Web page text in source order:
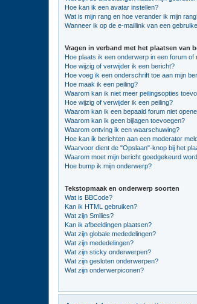
Hoe kan ik een avatar instellen?
Wat is mijn rang en hoe verander ik mijn
Wanneer ik op de e-maillink van een
Vragen in verband met het plaatsen van
Hoe plaats ik een onderwerp in een forum of
Hoe wijzig of verwijder ik een bericht?
Hoe voeg ik een onderschrift toe aan mijn
Hoe maak ik een peiling?
Waarom kan ik niet meer peilingsopties
Hoe wijzig of verwijder ik een peiling?
Waarom kan ik een bepaald forum niet
Waarom kan ik geen bijlagen toevoegen?
Waarom ontving ik een waarschuwing?
Hoe kan ik berichten aan een moderator
Waarvoor dient de "Opslaan"-knop bij het
Waarom moet mijn bericht goedgekeurd
Hoe bump ik mijn onderwerp?
Tekstopmaak en onderwerp soorten
Wat is BBCode?
Kan ik HTML gebruiken?
Wat zijn Smilies?
Kan ik afbeeldingen plaatsen?
Wat zijn globale mededelingen?
Wat zijn mededelingen?
Wat zijn sticky onderwerpen?
Wat zijn gesloten onderwerpen?
Wat zijn onderwerpiconen?